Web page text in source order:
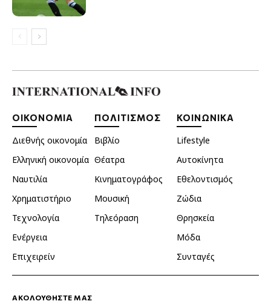
ΟΙΚΟΝΟΜΙΑ
Διεθνής οικονομία
Ελληνική οικονομία
Ναυτιλία
Χρηματιστήριο
Τεχνολογία
Ενέργεια
Επιχειρείν
ΠΟΛΙΤΙΣΜΟΣ
Βιβλίο
Θέατρα
Κινηματογράφος
Μουσική
Τηλεόραση
ΚΟΙΝΩΝΙΚΑ
Lifestyle
Αυτοκίνητα
Εθελοντισμός
Ζώδια
Θρησκεία
Μόδα
Συνταγές
ΑΚΟΛΟΥΘΗΣΤΕ ΜΑΣ